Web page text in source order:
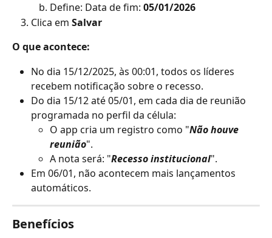
Define: Data de fim: 05/01/2026
Clica em Salvar
O que acontece:
No dia 15/12/2025, às 00:01, todos os líderes
recebem notificação sobre o recesso.
Do dia 15/12 até 05/01, em cada dia de reunião
programada no perfil da célula:
O app cria um registro como "Não houve
reunião".
A nota será: "Recesso institucional".
Em 06/01, não acontecem mais lançamentos
automáticos.
Benefícios